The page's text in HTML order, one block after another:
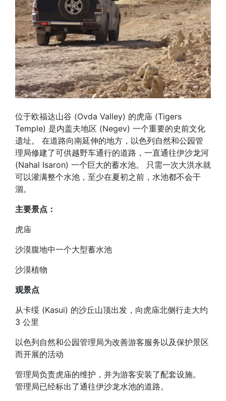
位于欧福达山谷 (Ovda Valley) 的虎庙 (Tigers
Temple) 是内盖夫地区 (Negev) 一个重要的史前文化
遗址。 在道路向南延伸的地方，以色列自然和公园管
理局修建了可供越野车通行的道路，一直通往伊沙龙河
(Nahal Isaron) 一个巨大的蓄水池。 只需一次大洪水就
可以灌满整个水池，至少在夏初之前，水池都不会干
涸。
主要景点：
虎庙
沙漠腹地中一个大型蓄水池
沙漠植物
观景点
从卡绥 (Kasui) 的沙丘山顶出发，向虎庙北侧行走大约
3 公里
以色列自然和公园管理局为改善游客服务以及保护景区
而开展的活动
管理局负责虎庙的维护，并为游客安装了配套设施。
管理局已经标出了通往伊沙龙水池的道路。